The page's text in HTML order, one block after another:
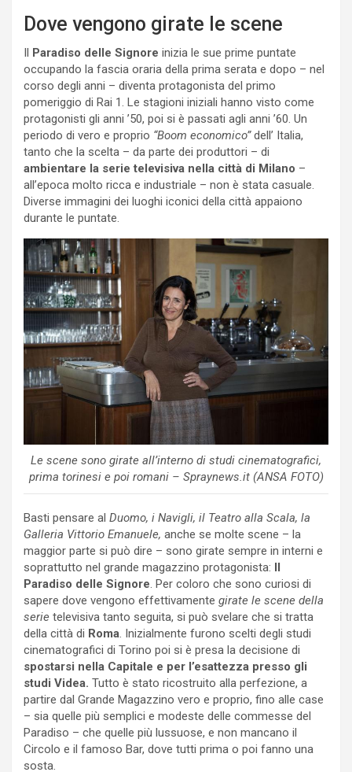
Dove vengono girate le scene
Paradiso delle Signore inizia le sue prime puntate
occupando la fascia oraria della prima serata e dopo – nel
corso degli anni – diventa protagonista del primo
pomeriggio di Rai 1. Le stagioni iniziali hanno visto come
protagonisti gli anni ’50, poi si è passati agli anni ’60. Un
periodo di vero e proprio “Boom economico”dell’ Italia,
tanto che la scelta – da parte dei produttori – di
ambientare la serie televisiva nella città di Milano –
all’epoca molto ricca e industriale – non è stata casuale.
Diverse immagini dei luoghi iconici della città appaiono
durante le puntate.
Le scene sono girate all’interno di studi cinematografici,
prima torinesi e poi romani – Spraynews.it (ANSA FOTO)
Basti pensare al Duomo, i Navigli, il Teatro alla Scala, la
Galleria Vittorio Emanuele, anche se molte scene – la
maggior parte si può dire – sono girate sempre in interni e
soprattutto nel grande magazzino protagonista:
Paradiso delle Signore. Per coloro che sono curiosi di
sapere dove vengono effettivamente girate le scene della
serie televisiva tanto seguita, si può svelare che si tratta
della città di Roma. Inizialmente furono scelti degli studi
cinematografici di Torino poi si è presa la decisione di
spostarsi nella Capitale e per l’esattezza presso gli
studi Videa. Tutto è stato ricostruito alla perfezione, a
partire dal Grande Magazzino vero e proprio, fino alle case
– sia quelle più semplici e modeste delle commesse del
Paradiso – che quelle più lussuose, e non mancano il
Circolo e il famoso Bar, dove tutti prima o poi fanno una
sosta.